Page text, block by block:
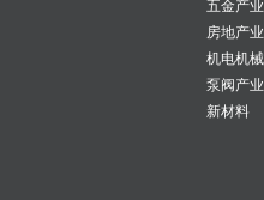
五金产业
房地产业
机电机械
泵阀产业
新材料